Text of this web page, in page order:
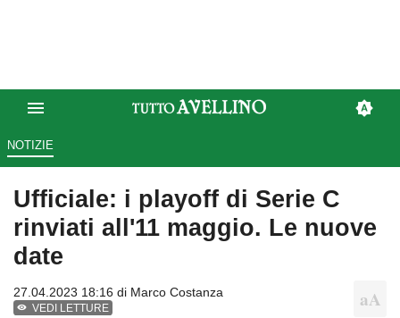
NOTIZIE
Ufficiale: i playoff di Serie C
rinviati all'11 maggio. Le nuove
date
27.04.2023 18:16 di Marco Costanza
VEDI LETTURE